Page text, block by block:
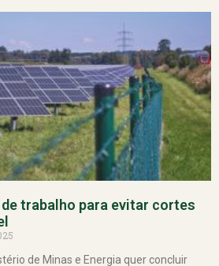
trabalho para evitar cortes
de Minas e Energia quer concluir